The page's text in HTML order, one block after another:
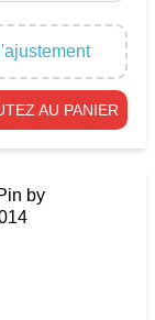
AU PANIER
by